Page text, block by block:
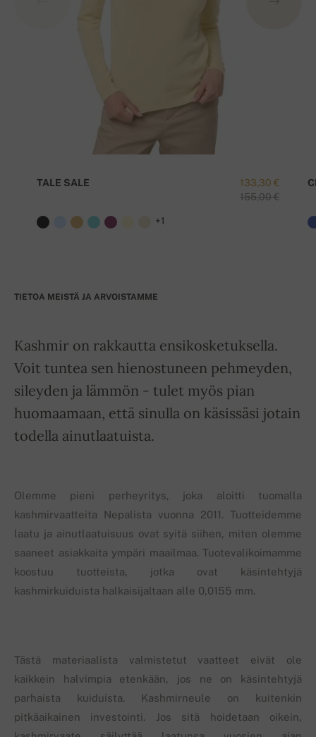
133,30 €
155,00 €
TALE SALE
+1
TIETOA MEISTÄ JA ARVOISTAMME
Kashmir on rakkautta ensikosketuksella.
Voit tuntea sen hienostuneen pehmeyden,
sileyden ja lämmön - tulet myös pian
huomaamaan, että sinulla on käsissäsi jotain
todella ainutlaatuista.
Olemme pieni perheyritys, joka aloitti tuomalla
kashmirvaatteita Nepalista vuonna 2011. Tuotteidemme
laatu ja ainutlaatuisuus ovat syitä siihen, miten olemme
saaneet asiakkaita ympäri maailmaa. Tuotevalikoimamme
koostuu tuotteista, jotka ovat käsintehtyjä
kashmirkuiduista halkaisijaltaan alle 0,0155 mm.
Tästä materiaalista valmistetut vaatteet eivät ole
kaikkein halvimpia etenkään, jos ne on käsintehtyjä
parhaista kuiduista. Kashmirneule on kuitenkin
pitkäaikainen investointi. Jos sitä hoidetaan oikein,